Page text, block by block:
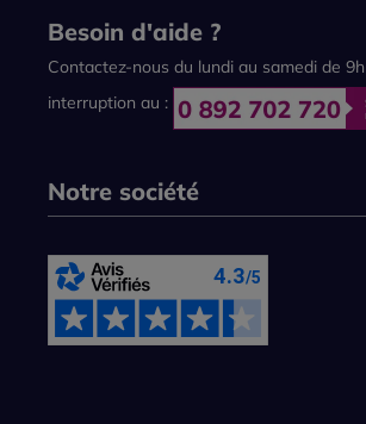
Besoin d'aide ?
Contactez-nous du lundi au samedi de
interruption au :
Notre société